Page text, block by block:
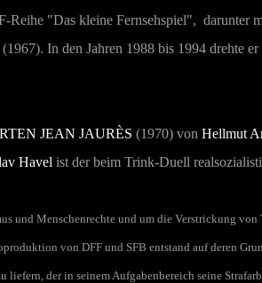
Reihe "Das kleine Fernsehspiel", darunter
(1967). In den Jahren 1988 bis 1994 drehte
JEAN JAURÈS (1970) von Hellmut
Havel ist der beim Trink-Duell
und Menschenrechte und um die Verstrickung von
von DFF und SFB entstand auf deren
der in seinem Aufgabenbereich seine